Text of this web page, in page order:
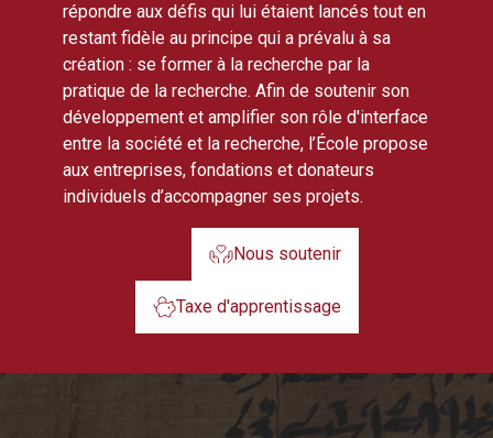
répondre aux défis qui lui étaient lancés tout en
restant fidèle au principe qui a prévalu à sa
création : se former à la recherche par la
pratique de la recherche. Afin de soutenir son
développement et amplifier son rôle d'interface
entre la société et la recherche, l’École propose
aux entreprises, fondations et donateurs
individuels d’accompagner ses projets.
Nous soutenir
Taxe d'apprentissage